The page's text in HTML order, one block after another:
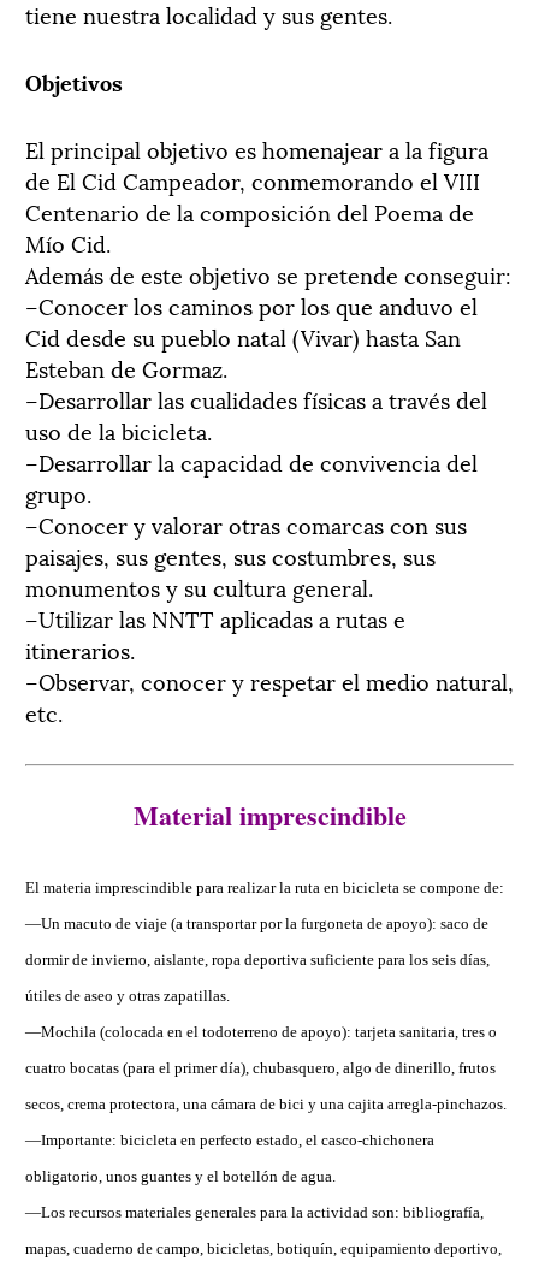
tiene nuestra localidad y sus gentes.
Objetivos
El principal objetivo es homenajear a la figura
de El Cid Campeador, conmemorando el VIII
Centenario de la composición del Poema de
Mío Cid.
Además de este objetivo se pretende conseguir:
–Conocer los caminos por los que anduvo el
Cid desde su pueblo natal (Vivar) hasta San
Esteban de Gormaz.
–Desarrollar las cualidades físicas a través del
uso de la bicicleta.
–Desarrollar la capacidad de convivencia del
grupo.
–Conocer y valorar otras comarcas con sus
paisajes, sus gentes, sus costumbres, sus
monumentos y su cultura general.
–Utilizar las NNTT aplicadas a rutas e
itinerarios.
–Observar, conocer y respetar el medio natural,
etc.
Material imprescindible
El materia imprescindible para realizar la ruta en bicicleta se compone de:
—Un macuto de viaje (a transportar por la furgoneta de apoyo): saco de
dormir de invierno, aislante, ropa deportiva suficiente para los seis días,
útiles de aseo y otras zapatillas.
—Mochila (colocada en el todoterreno de apoyo): tarjeta sanitaria, tres o
cuatro bocatas (para el primer día), chubasquero, algo de dinerillo, frutos
secos, crema protectora, una cámara de bici y una cajita arregla-pinchazos.
—Importante: bicicleta en perfecto estado, el casco-chichonera
obligatorio, unos guantes y el botellón de agua.
—Los recursos materiales generales para la actividad son: bibliografía,
mapas, cuaderno de campo, bicicletas, botiquín, equipamiento deportivo,